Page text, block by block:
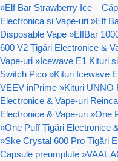
»Elf Bar Strawberry Ice –
Electronica si Vape-uri »Elf
Disposable Vape »ElfBar
600 V2 Țigări Electronice &
Vape-uri »Icewave E1 Kituri
Switch Pico »Kituri Icewave
VEEV inPrime »Kituri UNNO
Electronice & Vape-uri
Electronice & Vape-uri »One
»One Puff Țigări Electronice
»Ske Crystal 600 Pro Țigări
Capsule preumplute »VAAL